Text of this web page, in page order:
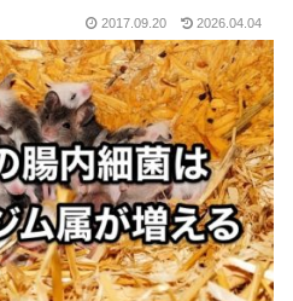
2017.09.20 2026.04.04